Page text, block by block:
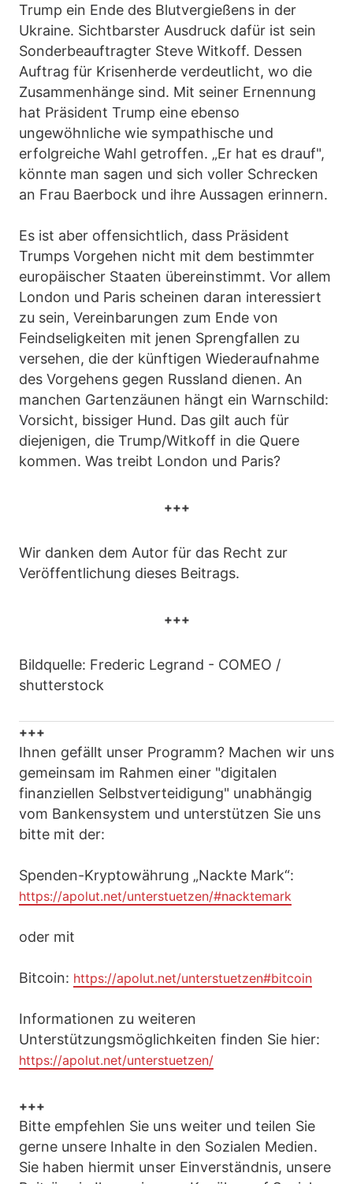
Trump ein Ende des Blutvergießens in der
Ukraine. Sichtbarster Ausdruck dafür ist sein
Sonderbeauftragter Steve Witkoff. Dessen
Auftrag für Krisenherde verdeutlicht, wo die
Zusammenhänge sind. Mit seiner Ernennung
hat Präsident Trump eine ebenso
ungewöhnliche wie sympathische und
erfolgreiche Wahl getroffen. „Er hat es drauf",
könnte man sagen und sich voller Schrecken
an Frau Baerbock und ihre Aussagen erinnern.
Es ist aber offensichtlich, dass Präsident
Trumps Vorgehen nicht mit dem bestimmter
europäischer Staaten übereinstimmt. Vor allem
London und Paris scheinen daran interessiert
zu sein, Vereinbarungen zum Ende von
Feindseligkeiten mit jenen Sprengfallen zu
versehen, die der künftigen Wiederaufnahme
des Vorgehens gegen Russland dienen. An
manchen Gartenzäunen hängt ein Warnschild:
Vorsicht, bissiger Hund. Das gilt auch für
diejenigen, die Trump/Witkoff in die Quere
kommen. Was treibt London und Paris?
+++
Wir danken dem Autor für das Recht zur
Veröffentlichung dieses Beitrags.
+++
Bildquelle: Frederic Legrand - COMEO /
shutterstock
+++
Ihnen gefällt unser Programm? Machen wir uns
gemeinsam im Rahmen einer "digitalen
finanziellen Selbstverteidigung" unabhängig
vom Bankensystem und unterstützen Sie uns
bitte mit der:
Spenden-Kryptowährung „Nackte Mark“:
https://apolut.net/unterstuetzen/#nacktemark
oder mit
Bitcoin: https://apolut.net/unterstuetzen#bitcoin
Informationen zu weiteren
Unterstützungsmöglichkeiten finden Sie hier:
https://apolut.net/unterstuetzen/
+++
Bitte empfehlen Sie uns weiter und teilen Sie
gerne unsere Inhalte in den Sozialen Medien.
Sie haben hiermit unser Einverständnis, unsere